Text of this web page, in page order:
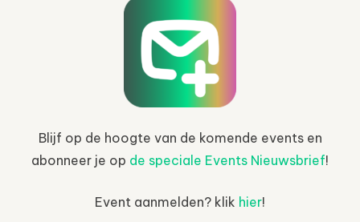
Blijf op de hoogte van de komende events en
abonneer je op de speciale Events Nieuwsbrief!
Event aanmelden? klik hier!